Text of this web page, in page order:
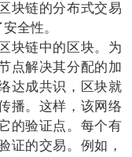
块链的分布式交易
全性。
块链中的区块。为
点解决其分配的加
达成共识，区块就
播。这样，该网络
的验证点。每个有
证的交易。例如，